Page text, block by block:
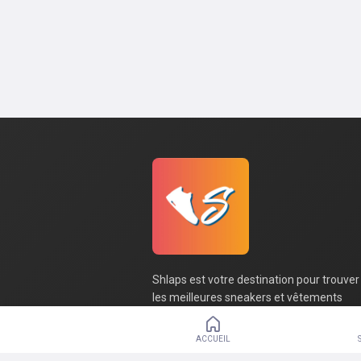
Shlaps est votre destination pour trouver
les meilleures sneakers et vêtements
streetwear aux meilleurs prix. Découvrez
une sélection soignée des meilleures
ACCUEIL